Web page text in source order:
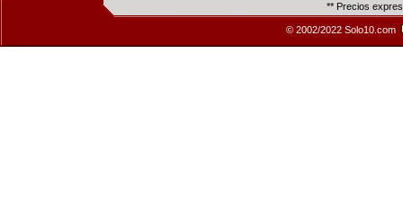
** Precios
© 2002/2022 Solo10.com